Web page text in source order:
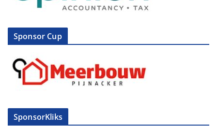
Sponsor Cup
SponsorKliks